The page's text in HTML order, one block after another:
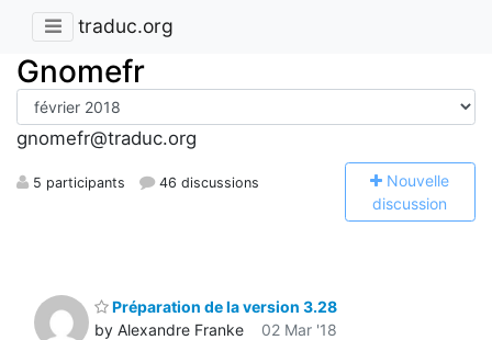
traduc.org
Gnomefr
gnomefr@traduc.org
5 participants 46 discussions Nouvelle
discussion
Préparation de la version 3.28
by Alexandre Franke
02 Mar '18